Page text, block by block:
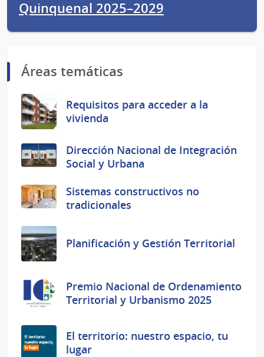
Quinquenal 2025–2029
Áreas temáticas
Requisitos para acceder a la
vivienda
Dirección Nacional de Integración
Social y Urbana
Sistemas constructivos no
tradicionales
Planificación y Gestión Territorial
Premio Nacional de Ordenamiento
Territorial y Urbanismo 2025
El territorio: nuestro espacio, tu
lugar